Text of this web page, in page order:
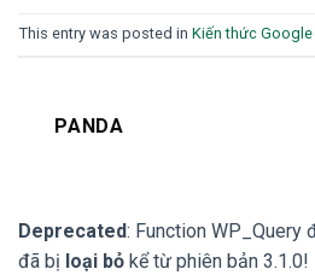
This entry was posted in Kiến thức
PANDA
Deprecated: Function
đã bị loại bỏ kể từ phiên bản